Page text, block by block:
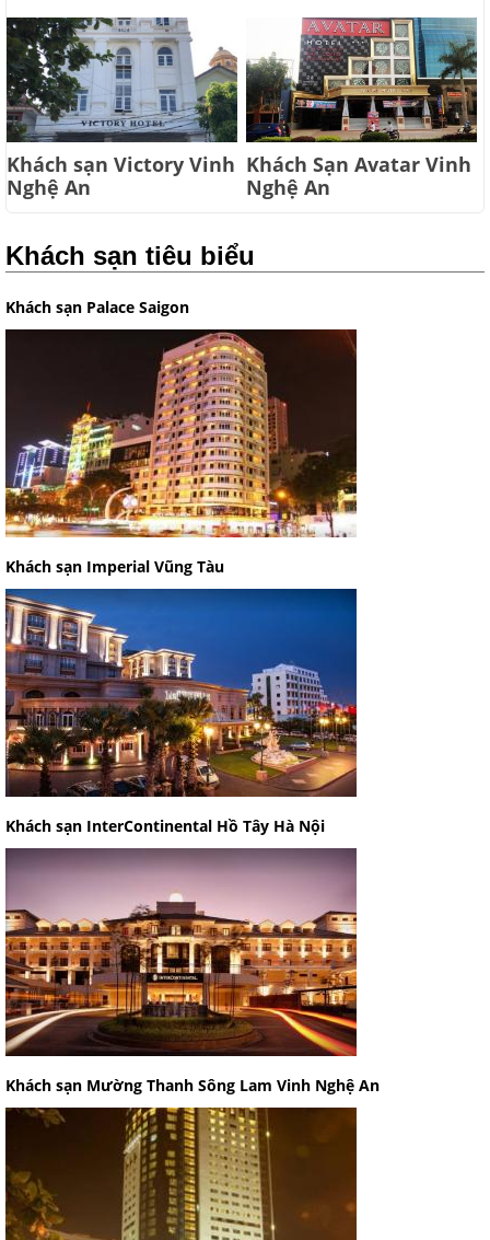
Khách sạn Victory Vinh
Nghệ An
Khách Sạn Avatar Vinh
Nghệ An
Khách sạn tiêu biểu
Khách sạn Palace Saigon
Khách sạn Imperial Vũng Tàu
Khách sạn InterContinental Hồ Tây Hà Nội
Khách sạn Mường Thanh Sông Lam Vinh Nghệ An